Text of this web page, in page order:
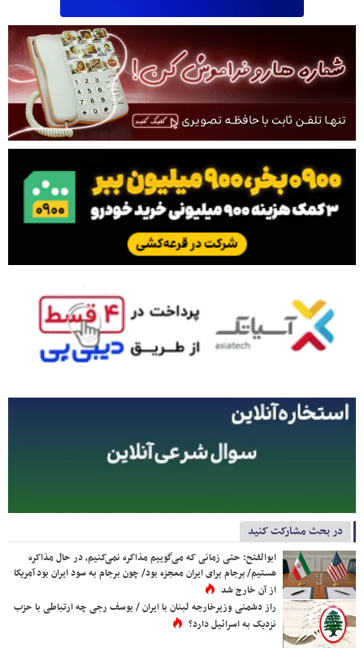
در بحث مشارکت کنید
ابوالفتح: حتی زمانی که می‌گوییم مذاکره نمی‌کنیم، در حال مذاکره
هستیم/ برجام برای ایران معجزه بود/ چون برجام به سود ایران بود آمریکا
از آن خارج شد
راز دشمنی وزیرخارجه لبنان با ایران / یوسف رجی چه ارتباطی با حزب
نزدیک به اسرائیل دارد؟